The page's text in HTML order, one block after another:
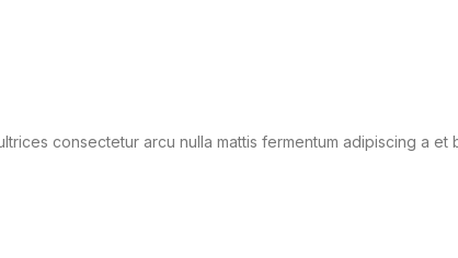
consectetur arcu nulla mattis fermentum adipiscing a et